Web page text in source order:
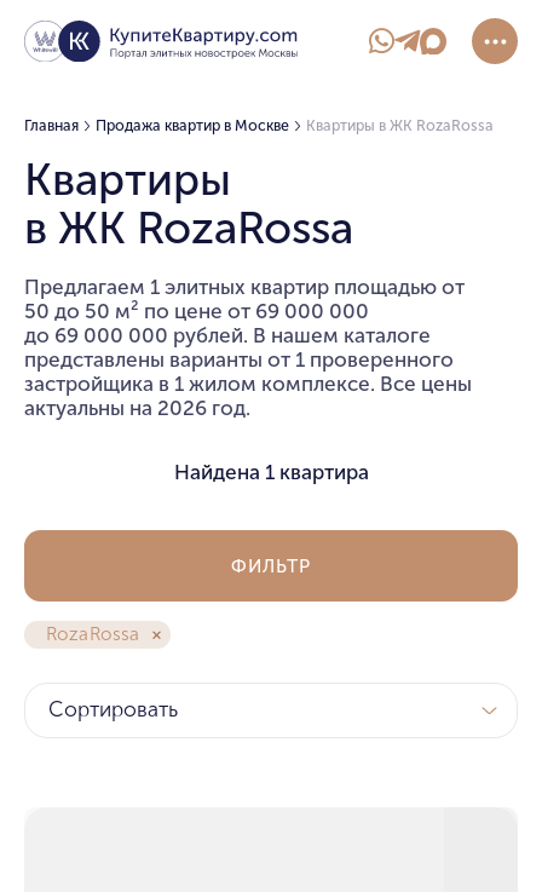
Главная Продажа квартир в Москве Квартиры в ЖК RozaRossa
Квартиры
в ЖК RozaRossa
Предлагаем 1 элитных квартир площадью от
50 до 50 м² по цене от 69 000 000
до 69 000 000 рублей. В нашем каталоге
представлены варианты от 1 проверенного
застройщика в 1 жилом комплексе. Все цены
актуальны на 2026 год.
Найдена 1 квартира
RozaRossa
ФИЛЬТР
Сортировать